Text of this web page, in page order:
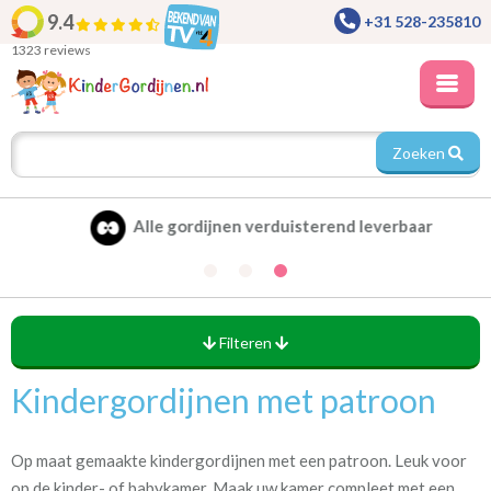
9.4
1323 reviews
+31 528-235810
Zoeken
Alle gordijnen verduisterend leverbaar
Filteren
Patronen en vormen
Fantasie(19)
Kindergordijnen met patroon
Op maat gemaakte kindergordijnen met een patroon. Leuk voor